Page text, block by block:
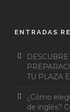
ENTRADAS
TU PLAZA
¿Cómo
de inglés?